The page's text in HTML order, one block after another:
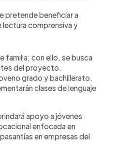
pretende beneficiar a
comprensiva y
familia; con ello, se busca
del proyecto.
grado y bachillerato.
clases de lenguaje
apoyo a jóvenes
enfocada en
en empresas del